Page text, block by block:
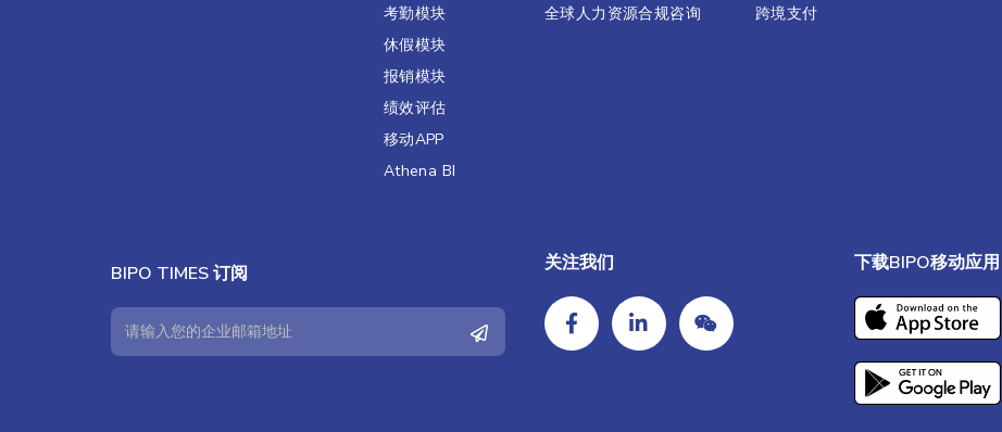
考勤模块
休假模块
报销模块
绩效评估​
移动APP
Athena BI
全球人力资源合规咨询
跨境支付
BIPO TIMES 订阅 关注我们 下载BIPO移动应用